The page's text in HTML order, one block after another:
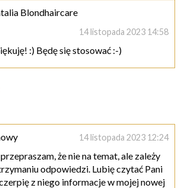
Blondhaircare
14 listopada 2023 14:58
:) Będę się stosować :-)
14 listopada 2023 12:24
że nie na temat, ale zależy
odpowiedzi. Lubię czytać Pani
z niego informacje w mojej nowej